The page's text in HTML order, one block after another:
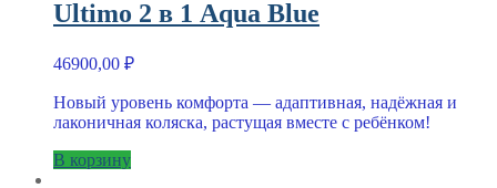
Ultimo 2 в 1 Aqua Blue
46900,00 ₽
Новый уровень комфорта — адаптивная, надёжная и
лаконичная коляска, растущая вместе с ребёнком!
В корзину